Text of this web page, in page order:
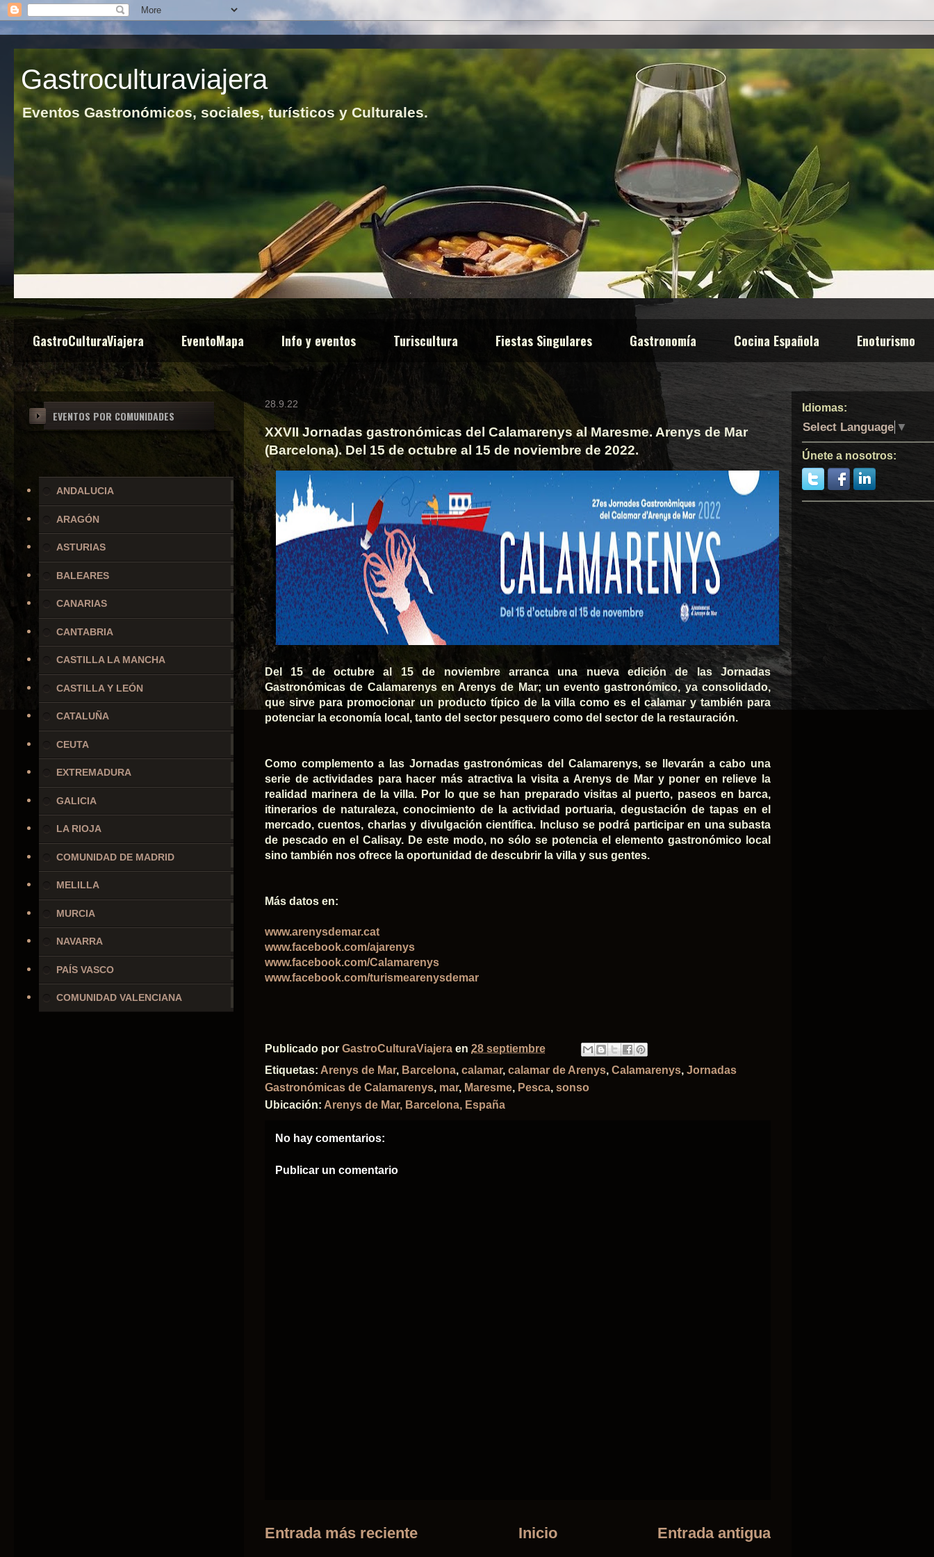
Gastroculturaviajera
Eventos Gastronómicos, sociales, turísticos y Culturales.
GastroCulturaViajera EventoMapa Info y eventos Turiscultura Fiestas Singulares Gastronomía Cocina Española Enoturismo
28.9.22
XXVII Jornadas gastronómicas del Calamarenys al Maresme. Arenys de Mar
(Barcelona). Del 15 de octubre al 15 de noviembre de 2022.
Del 15 de octubre al 15 de noviembre arranca una nueva edición de las Jornadas
Gastronómicas de Calamarenys en Arenys de Mar; un evento gastronómico, ya consolidado,
que sirve para promocionar un producto típico de la villa como es el calamar y también para
potenciar la economía local, tanto del sector pesquero como del sector de la restauración.
Como complemento a las Jornadas gastronómicas del Calamarenys, se llevarán a cabo una
serie de actividades para hacer más atractiva la visita a Arenys de Mar y poner en relieve la
realidad marinera de la villa. Por lo que se han preparado visitas al puerto, paseos en barca,
itinerarios de naturaleza, conocimiento de la actividad portuaria, degustación de tapas en el
mercado, cuentos, charlas y divulgación científica. Incluso se podrá participar en una subasta
de pescado en el Calisay. De este modo, no sólo se potencia el elemento gastronómico local
sino también nos ofrece la oportunidad de descubrir la villa y sus gentes.
Más datos en:
www.arenysdemar.cat
www.facebook.com/ajarenys
www.facebook.com/Calamarenys
www.facebook.com/turismearenysdemar
Publicado por GastroCulturaViajera en 28 septiembre
Etiquetas: Arenys de Mar, Barcelona, calamar, calamar de Arenys, Calamarenys, Jornadas
Gastronómicas de Calamarenys, mar, Maresme, Pesca, sonso
Ubicación: Arenys de Mar, Barcelona, España
No hay comentarios:
Publicar un comentario
Entrada más reciente Entrada antigua
Inicio
EVENTOS POR COMUNIDADES
ANDALUCIA
ARAGÓN
ASTURIAS
BALEARES
CANARIAS
CANTABRIA
CASTILLA LA MANCHA
CASTILLA Y LEÓN
CATALUÑA
CEUTA
EXTREMADURA
GALICIA
LA RIOJA
COMUNIDAD DE MADRID
MELILLA
MURCIA
NAVARRA
PAÍS VASCO
COMUNIDAD VALENCIANA
Idiomas:
Select Language ▼
Únete a nosotros: